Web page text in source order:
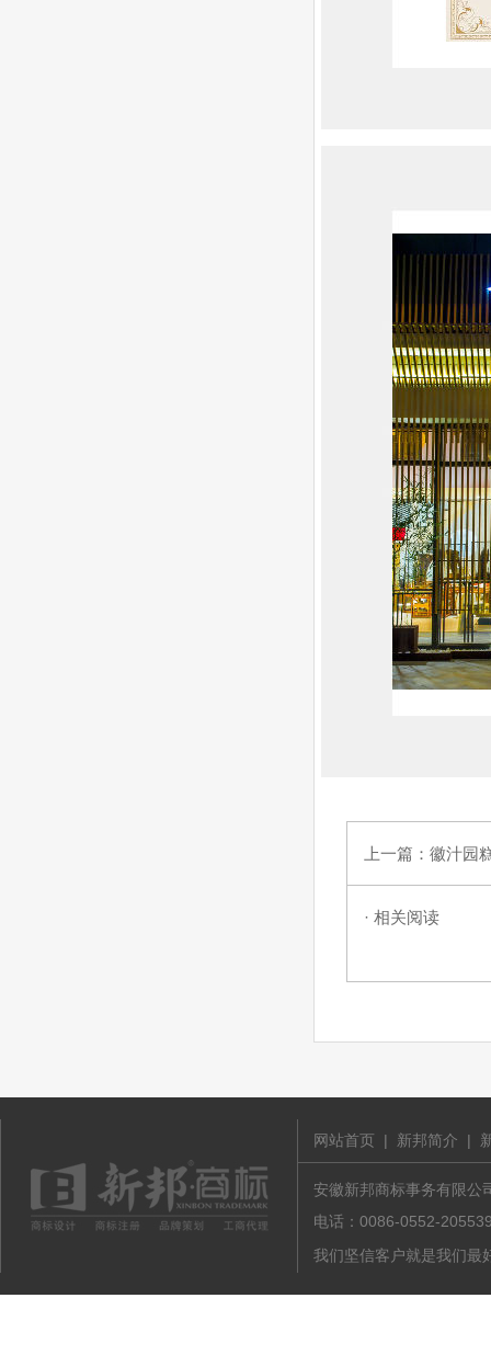
上一篇： 徽汁园
· 相关阅读
网站首页 | 新邦简介 |
安徽新邦商标事务有限公
电话：0086-0552-
我们坚信客户就是我们最